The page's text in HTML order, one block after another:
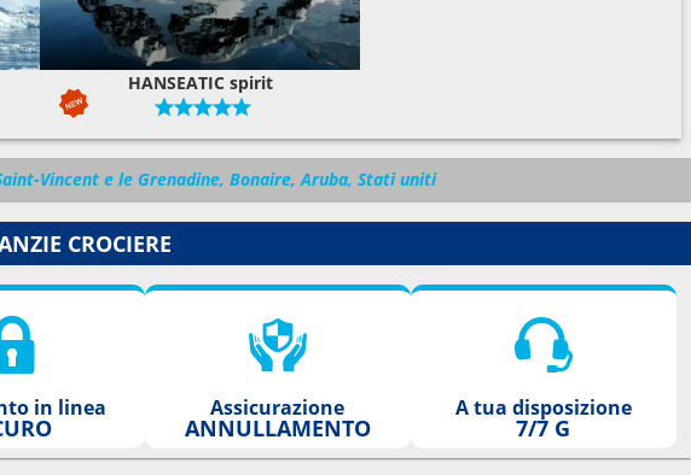
HANSEATIC spirit
Vincent e le Grenadine, Bonaire, Aruba, Stati uniti
CROCIERE
in linea Assicurazione
ANNULLAMENTO
A tua disposizione
7/7 G